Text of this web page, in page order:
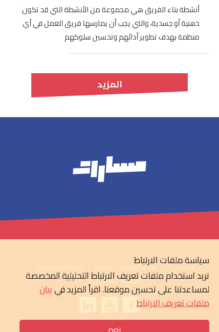
سياسة ملفات الارتباط
نريد استخدام ملفات تعريف الارتباط التحليلية المخصصة
لمساعدتنا على تحسين موقعنا. اقرأ المزيد فيبيان
ملفات تعريف الارتباط
أنشطة بناء الفريق هي مجموعة من الأنشطة التي قد تكون
ذهنية أو جسدية، والتي يجب أن يمارسها فريق العمل في أي
منظمة بهدف تطوير أدائهم وتحسين سلوكهم
المزيد
من نحن؟ سياسة ملفات الارتباط
سياسة الخصوصية